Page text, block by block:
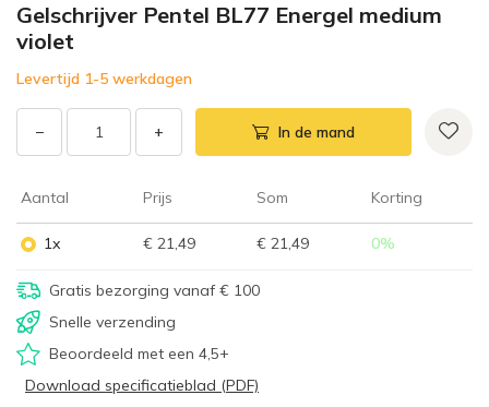
Gelschrijver Pentel BL77 Energel medium
violet
Levertijd 1-5 werkdagen
− + In de mand
Aantal Prijs Som Korting
1x € 21,49 € 21,49 0%
Gratis bezorging vanaf € 100
Snelle verzending
Beoordeeld met een 4,5+
Download specificatieblad (PDF)